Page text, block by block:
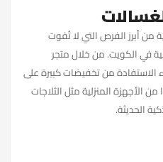
من أبرز الفرص التي لا تُفوت
في الكويت. من خلال متجر
الاستفادة من تخفيضات كبيرة على
الأجهزة المنزلية مثل الثلاجات
الحديثة.